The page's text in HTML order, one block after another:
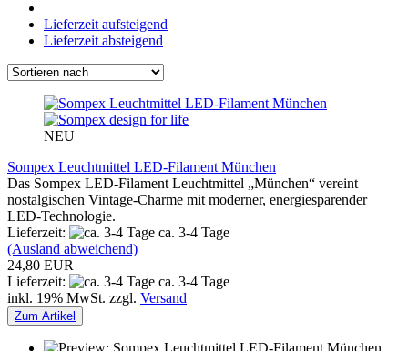
Lieferzeit aufsteigend
Lieferzeit absteigend
NEU
Sompex Leuchtmittel LED-Filament München
Das Sompex LED-Filament Leuchtmittel „München“ vereint
nostalgischen Vintage-Charme mit moderner, energiesparender
LED-Technologie.
Lieferzeit:
ca. 3-4 Tage
(Ausland abweichend)
24,80 EUR
Lieferzeit:
ca. 3-4 Tage
inkl. 19% MwSt. zzgl. Versand
Zum Artikel